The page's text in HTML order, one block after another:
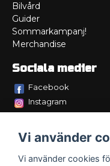
Bilvård
Guider
Sommarkampanj!
Merchandise
Sociala medier
Facebook
Instagram
Vi använder
Vi använder cookies